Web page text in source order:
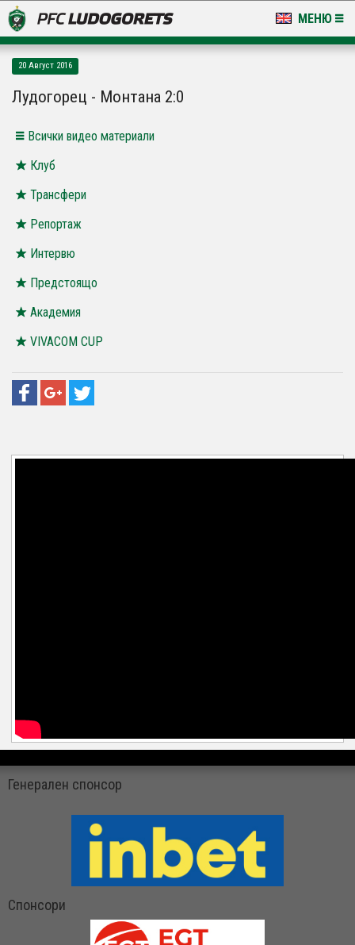
МЕНЮ
LUDOGORETS TV
СТАДИОН & БАЗИ
КЛУБ
ЗА ФЕНОВЕ
20 Август 2016
Лудогорец - Монтана 2:0
Всички видео материали
Клуб
Трансфери
Репортаж
Интервю
Предстоящо
Академия
VIVACOM CUP
Генерален спонсор
Спонсори